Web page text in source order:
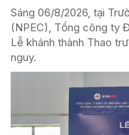
Sáng 06/8/2026, tại
(NPEC), Tổng công ty
Lễ khánh thành Thao
nguy.